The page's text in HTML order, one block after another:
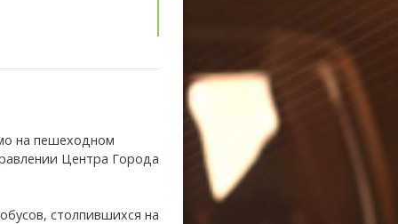
на пешеходном
Центра Города
столпившихся на